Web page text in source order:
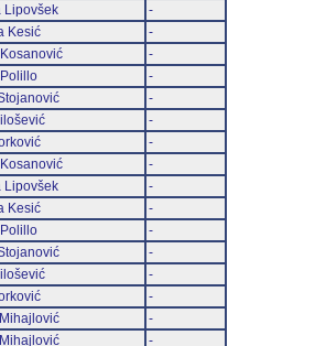
Lipovšek
-
Kesić
-
-
-
-
-
-
-
Lipovšek
-
Kesić
-
-
-
-
-
-
-